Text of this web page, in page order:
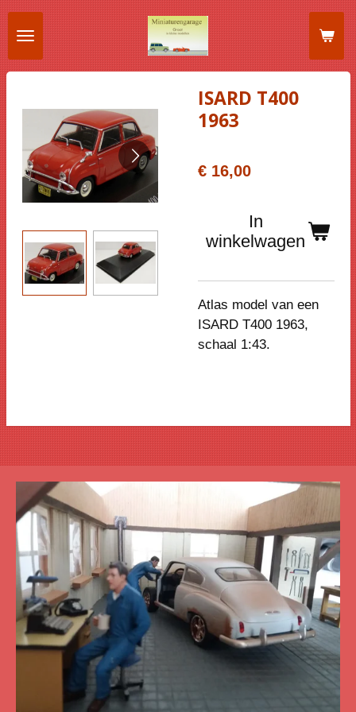
Ga
direct
naar
de
ISARD T400
1963
€ 16,00
In
winkelwagen
Atlas model van een
ISARD T400 1963,
schaal 1:43.